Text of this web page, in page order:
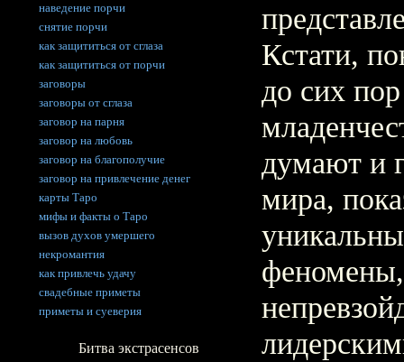
Кстати,
до сих
думают и
мира,
наведение порчи
снятие порчи
как защититься от сглаза
как защититься от порчи
заговоры
заговоры от сглаза
заговор на парня
заговор на любовь
заговор на благополучие
заговор на привлечение денег
карты Таро
мифы и факты о Таро
вызов духов умершего
некромантия
как привлечь удачу
свадебные приметы
приметы и суеверия
Битва экстрасенсов